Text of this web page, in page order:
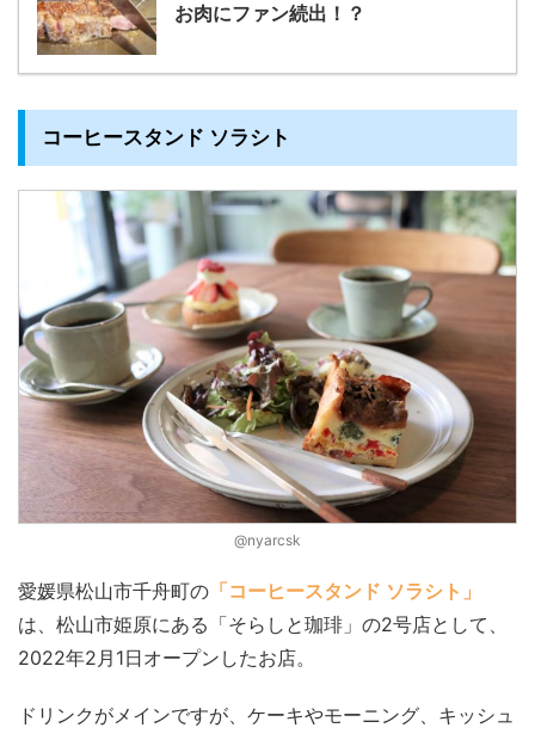
お肉にファン続出！？
コーヒースタンド ソラシト
@nyarcsk
愛媛県松山市千舟町の 「コーヒースタンド ソラシト」
は、松山市姫原にある「そらしと珈琲」の2号店として、
2022年2月1日オープンしたお店。
ドリンクがメインですが、ケーキやモーニング、キッシュ